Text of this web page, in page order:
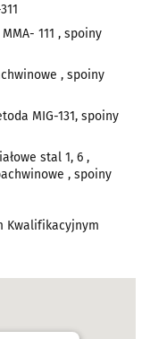
111 , spoiny
, spoiny
MIG-131, spoiny
stal 1, 6 ,
, spoiny
Kwalifikacyjnym